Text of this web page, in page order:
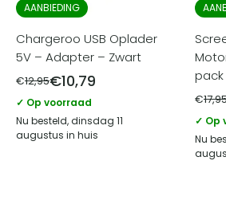
AANBIEDING
Chargeroo USB Oplader
5V – Adapter – Zwart
€12,95€10,79
✓ Op voorraad
Nu besteld, dinsdag 11
augustus in huis
pack
€
✓ Op
Nu